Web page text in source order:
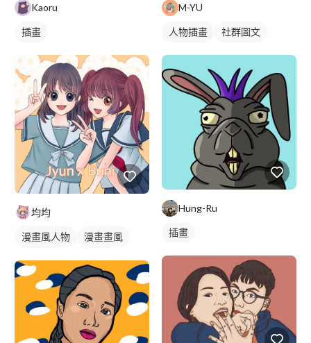
Kaoru
插畫
均均
漫畫風人物
漫畫畫風
電繪作品
插畫
人物插畫
M-YU
人物插畫 社群圖文
Hung-Ru
插畫